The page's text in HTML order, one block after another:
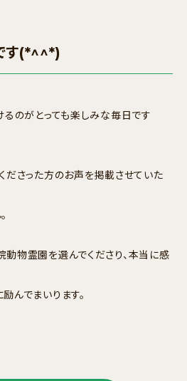
す(*^^*)
のがとっても楽しみな毎日です
ださった方のお声を掲載させていた
物霊園を選んでくださり、本当に感
んでまいります。